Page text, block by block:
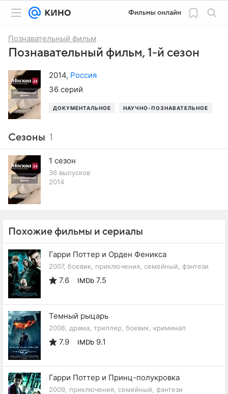
Фильмы онлайн
Познавательный фильм
Познавательный фильм, 1-й сезон
2014, Россия
36 серий
ДОКУМЕНТАЛЬНОЕ НАУЧНО-ПОЗНАВАТЕЛЬНОЕ
Сезоны 1
1 сезон
36 выпусков
2014
Похожие фильмы и сериалы
Гарри Поттер и Орден Феникса
2007, боевик, приключения, семейный, фэнтези
7.6 IMDb 7.5
Темный рыцарь
2008, драма, триллер, боевик, криминал
7.9 IMDb 9.1
Гарри Поттер и Принц-полукровка
2009, приключения, семейный, фэнтези